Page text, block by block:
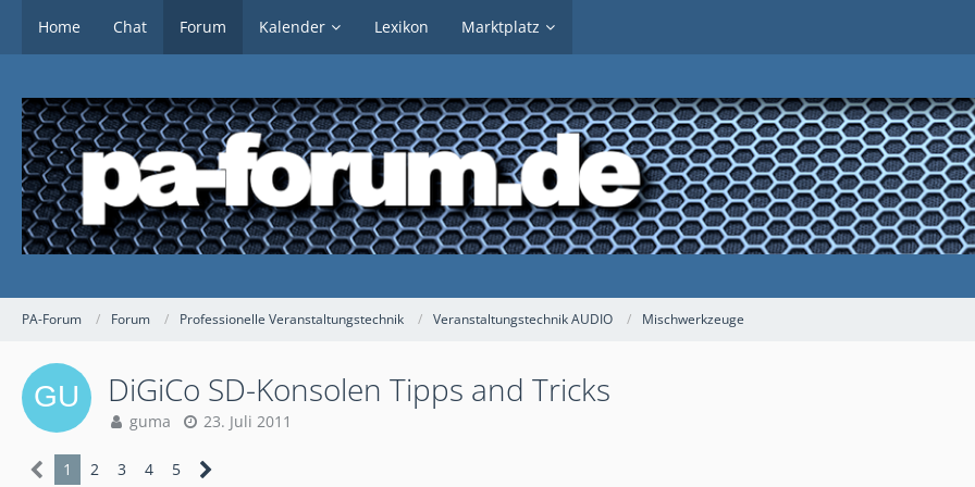
Home Chat Forum Kalender Lexikon Marktplatz
PA-Forum Forum Professionelle Veranstaltungstechnik Veranstaltungstechnik AUDIO Mischwerkzeuge
DiGiCo SD-Konsolen Tipps and Tricks
guma 23. Juli 2011
1 2 3 4 5